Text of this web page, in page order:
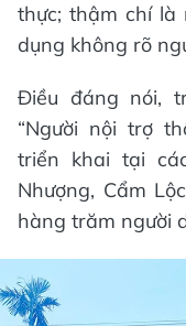
thực; thậm chí là
dụng không rõ
Điều đáng nói,
“Người nội trợ
triển khai tại
Nhượng, Cẩm
hàng trăm người